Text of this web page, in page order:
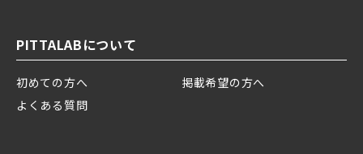
PITTALABについて
初めての方へ
掲載希望の方へ
よくある質問